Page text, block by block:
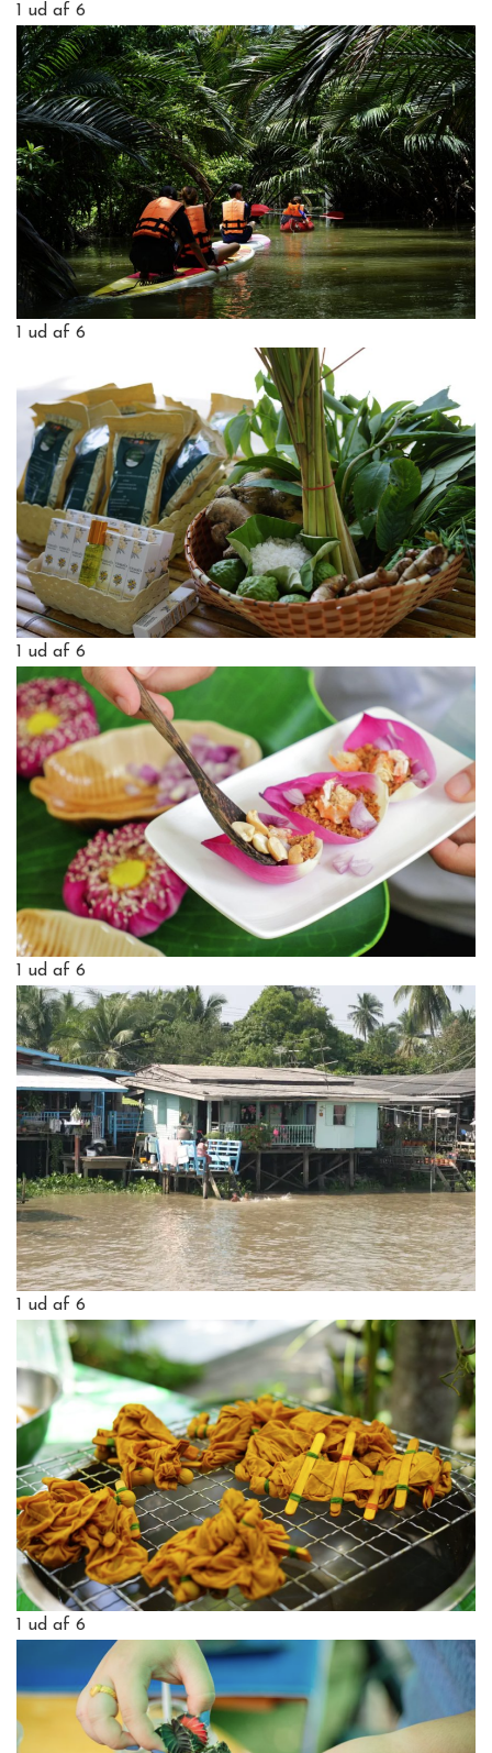
1 ud af 6
1 ud af 6
1 ud af 6
1 ud af 6
1 ud af 6
1 ud af 6